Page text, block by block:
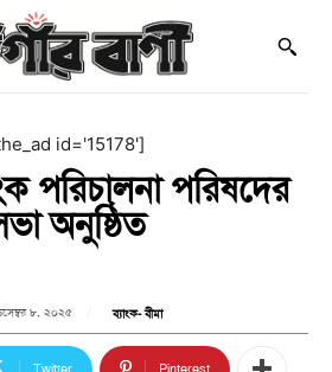
id='15178']
পরিচালনা পরিষদের
অনুষ্ঠিত
৮, ২০২৫ ব্যাংক- বীমা
Twitter Pinterest